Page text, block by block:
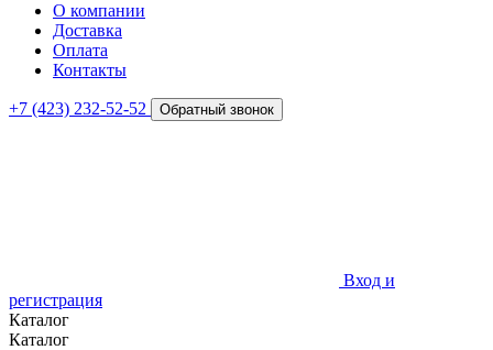
О компании
Доставка
Оплата
Контакты
+7 (423) 232-52-52 Обратный звонок
Вход и
регистрация
Каталог
Каталог